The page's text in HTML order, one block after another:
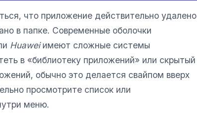
что приложение действительно удалено
в папке. Современные оболочки
Huaweiимеют сложные системы
в «библиотеку приложений» или скрытый
обычно это делается свайпом вверх
просмотрите список или
меню.